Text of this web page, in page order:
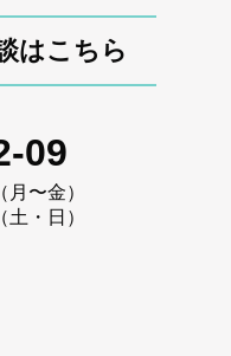
はこちら
09
〜金）
・日）